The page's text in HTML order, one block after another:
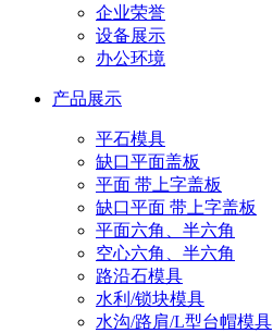
企业荣誉
设备展示
办公环境
产品展示
平石模具
缺口平面盖板
平面 带上字盖板
缺口平面 带上字盖板
平面六角、半六角
空心六角、半六角
路沿石模具
水利/锁块模具
水沟/路肩/L型台帽模具